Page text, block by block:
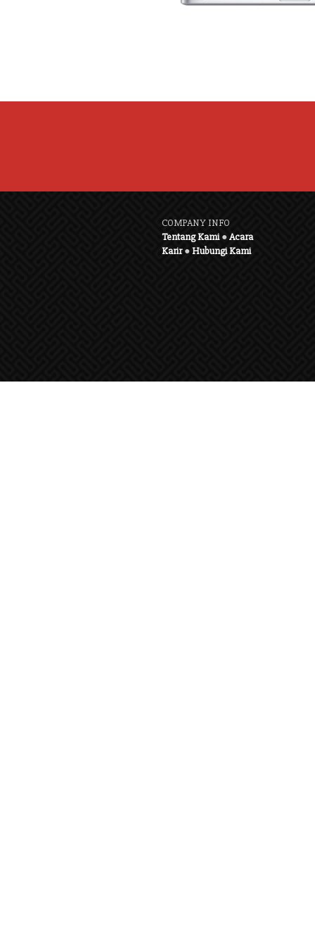
COMPANY INFO
Tentang Kami●Acara
Karir●Hubungi Kami